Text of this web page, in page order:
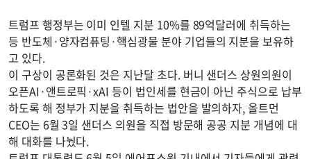
트럼프 행정부는 이미 인텔 지분 10%를 89억달러에 취득하는
등 반도체·양자컴퓨팅·핵심광물 분야 기업들의 지분을 보유하
고 있다.
이 구상이 공론화된 것은 지난달 초다. 버니 샌더스 상원의원이
오픈AI·앤트로픽·xAI 등이 법인세를 현금이 아닌 주식으로 납부
하도록 해 정부가 지분을 취득하는 법안을 발의하자, 올트먼
CEO는 6월 3일 샌더스 의원을 직접 방문해 공공 지분 개념에 대
해 대화를 나눴다.